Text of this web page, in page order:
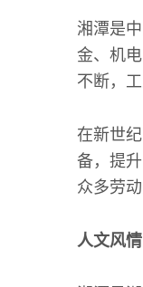
湘潭是
金、机
不断，
在新世
备，提
众多劳
人文风情